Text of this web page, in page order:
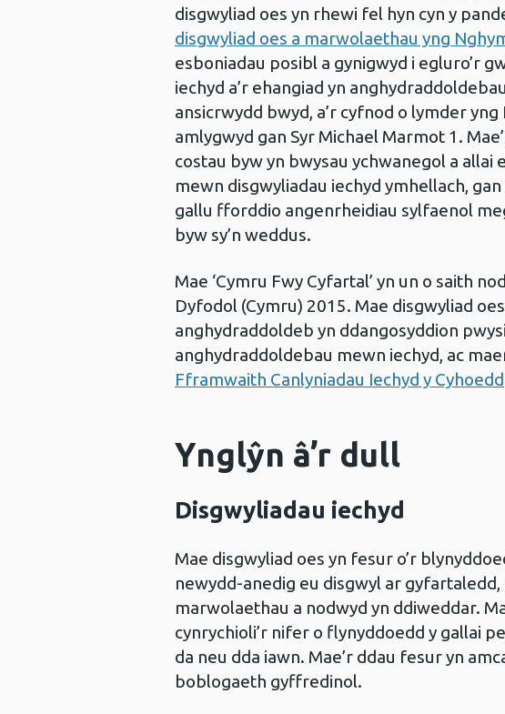
disgwyliad oes yn rhewi fel hyn cyn y
disgwyliad oes a marwolaethau yng
esboniadau posibl a gynigwyd i egluro’r
iechyd a’r ehangiad yn
ansicrwydd bwyd, a’r cyfnod o lymder
amlygwyd gan Syr Michael Marmot 1.
costau byw yn bwysau ychwanegol a allai
mewn disgwyliadau iechyd ymhellach,
gallu fforddio angenrheidiau sylfaenol
byw sy’n weddus.
Mae ‘Cymru Fwy Cyfartal’ yn un o saith
Dyfodol (Cymru) 2015. Mae disgwyliad
anghydraddoldeb yn ddangosyddion
anghydraddoldebau mewn iechyd, ac
Fframwaith Canlyniadau Iechyd y Cyhoedd
Ynglŷn â’r dull
Disgwyliadau iechyd
Mae disgwyliad oes yn fesur o’r
newydd-anedig eu disgwyl ar gyfartaledd,
marwolaethau a nodwyd yn ddiweddar.
cynrychioli’r nifer o flynyddoedd y gallai
da neu dda iawn. Mae’r ddau fesur yn
boblogaeth gyffredinol.